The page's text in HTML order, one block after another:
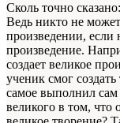
Сколь точно сказано:
Ведь никто не
произведении, если
произведение.
создает великое
ученик смог
самое выполнил
великого в том, что